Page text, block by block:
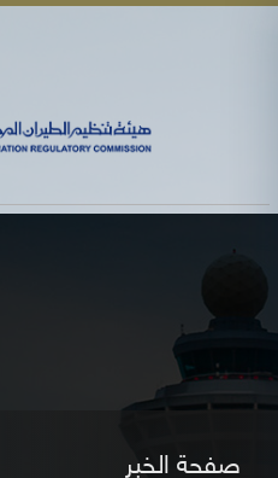
صفحة الخبر